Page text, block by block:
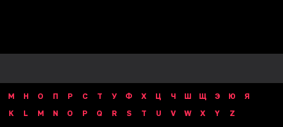
М Н О П Р С Т У Ф Х Ц Ч Ш Щ Э Ю
Я
K L M N O P Q R S T U V W X Y Z